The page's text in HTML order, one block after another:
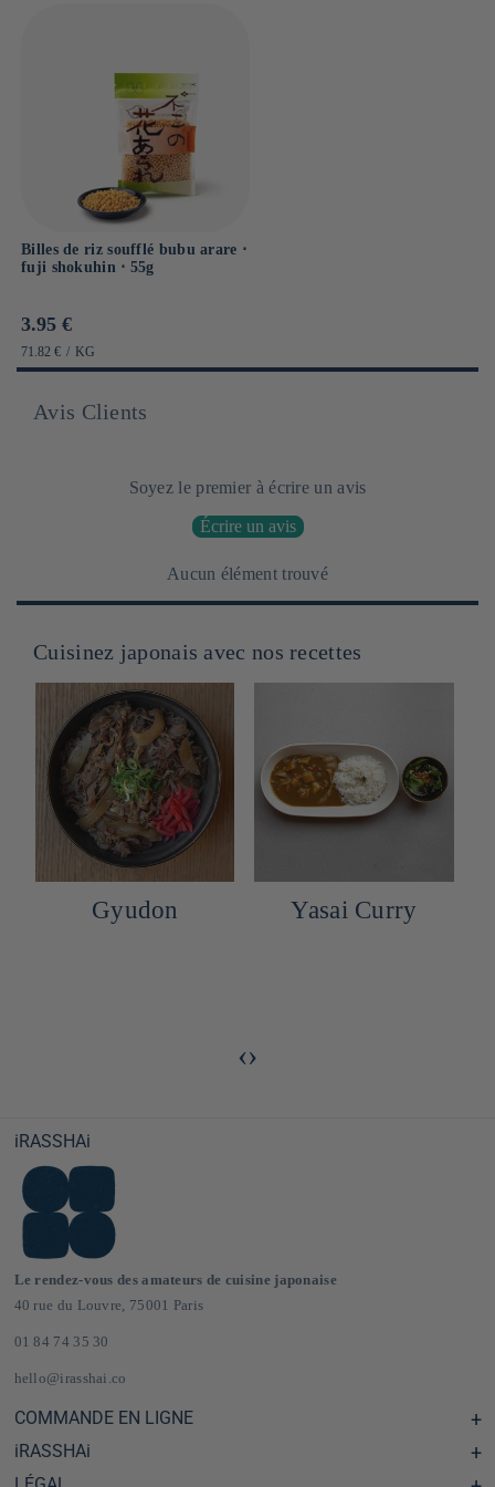
Billes de riz soufflé bubu arare ⋅
fuji shokuhin ⋅ 55g
Prix
habituel
3.95 €
PRIX
UNITAIRE
71.82 € / PAR
KG
Avis Clients
Soyez le premier à écrire un avis
Écrire un avis
Aucun élément trouvé
Cuisinez japonais avec nos recettes
Gyudon Yasai Curry
‹›
iRASSHAi
Le rendez-vous des amateurs de cuisine japonaise
40 rue du Louvre, 75001 Paris
01 84 74 35 30
hello@irasshai.co
COMMANDE EN LIGNE
Centre d'aide & FAQ
Livraison et frais de port en France & Europe
iRASSHAi
Les horaires du 40 rue du Louvre, Paris